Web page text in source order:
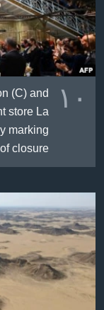
١٠
(C) and
store La
marking
closure.